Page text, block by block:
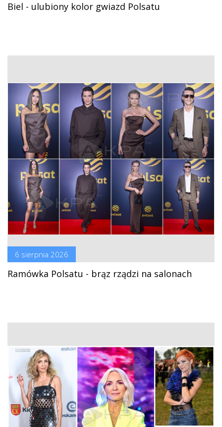
Biel - ulubiony kolor gwiazd Polsatu
6 sierpnia 2026
Ramówka Polsatu - brąz rządzi na salonach